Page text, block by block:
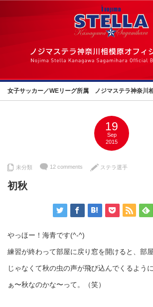
女子サッカー／WEリーグ所属 ノジマステラ神奈川
19
Sep
2015
未分類 12 comments ステラ選手
初秋
やっほー！海青です(^-^)
練習が終わって部屋に戻り窓を開けると、部
じゃなくて秋の虫の声が飛び込んでくるよう
ぁ〜秋なのかな〜って。（笑）